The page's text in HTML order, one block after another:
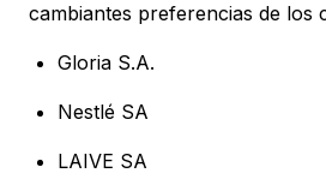
cambiantes preferencias de los
Gloria S.A.
Nestlé SA
LAIVE SA